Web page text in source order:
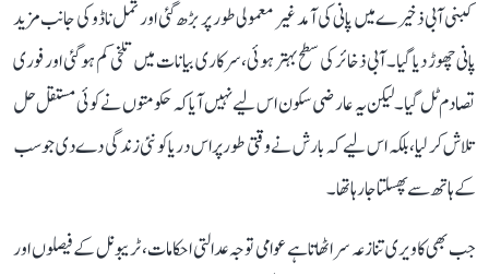
کبنی آبی ذخیرے میں پانی کی آمد غیر معمولی طور پر بڑھ گئی اور تمل ناڈو کی جانب مزید
پانی چھوڑ دیا گیا۔ آبی ذخائر کی سطح بہتر ہوئی، سرکاری بیانات میں تلخی کم ہو گئی اور فوری
تصادم ٹل گیا۔ لیکن یہ عارضی سکون اس لیے نہیں آیا کہ حکومتوں نے کوئی مستقل حل
تلاش کر لیا، بلکہ اس لیے کہ بارش نے وقتی طور پر اس دریا کو نئی زندگی دے دی جو سب
کے ہاتھ سے پھسلتا جا رہا تھا۔
جب بھی کاویری تنازعہ سر اٹھاتا ہے عوامی توجہ عدالتی احکامات، ٹریبونل کے فیصلوں اور